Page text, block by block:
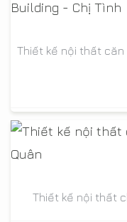
Thiết kế nội thất căn
Thiết kế nội thất